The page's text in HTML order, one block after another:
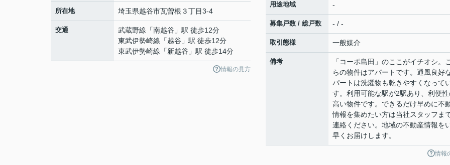
所在地 埼玉県越谷市瓦曽根 ３丁目3-4
交通 武蔵野線 「南越谷 」駅 徒歩12分
東武伊勢崎線 「越谷 」駅 徒歩12分
東武伊勢崎線 「新越谷 」駅 徒歩14分
情報の見方
用途地域 -
募集戸数 / 総戸数 - / -
取引態様 一般媒介
備考
「コーポ島田」のここがイチオシ。
らの物件はアパートです。通風良好
パートは洗濯物も乾きやすくなって
す。利用可能な駅が2駅あり、利便
高い物件です。できるだけ早めに不
情報を集めたい方は当社スタッフま
連絡ください。地域の不動産情報を
早くお届けします。
情報